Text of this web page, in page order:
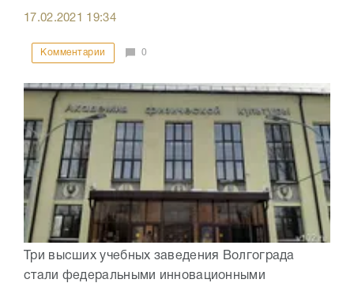
17.02.2021 19:34
Комментарии 0
Три высших учебных заведения Волгограда
стали федеральными инновационными